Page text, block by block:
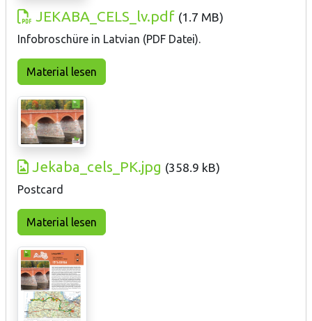
JEKABA_CELS_lv.pdf (1.7 MB)
Infobroschüre in Latvian (PDF Datei).
Material lesen
Jekaba_cels_PK.jpg (358.9 kB)
Postcard
Material lesen